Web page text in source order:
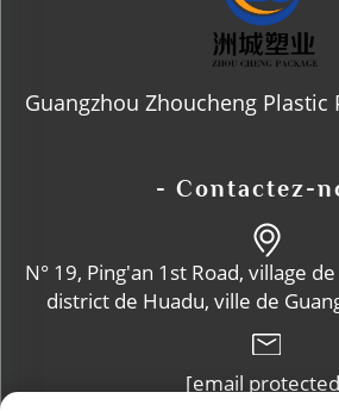
Guangzhou Zhoucheng Plastic
- Contactez-
N° 19, Ping'an 1st Road, village
district de Huadu, ville de
[email